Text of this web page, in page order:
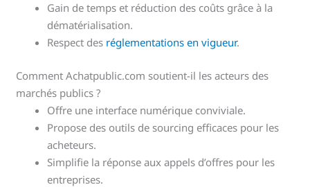
Gain de temps et réduction des coûts grâce à la
dématérialisation.
Respect des réglementations en vigueur.
Comment Achatpublic.com soutient-il les acteurs des
marchés publics ?
Offre une interface numérique conviviale.
Propose des outils de sourcing efficaces pour les
acheteurs.
Simplifie la réponse aux appels d’offres pour les
entreprises.